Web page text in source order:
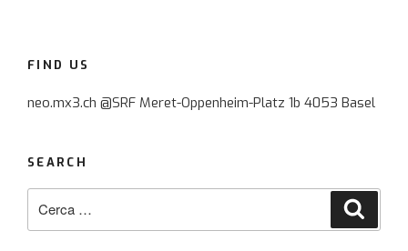
FIND US
neo.mx3.ch @SRF Meret-Oppenheim-Platz 1b 4053 Basel
SEARCH